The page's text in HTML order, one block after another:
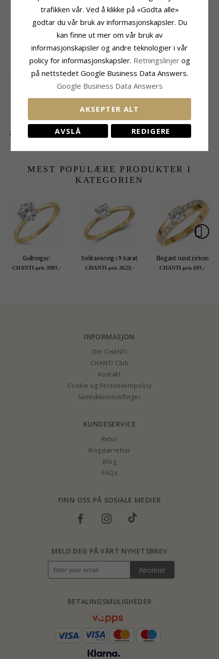
Tykkelse Topp:
1,8 mm
Tykkelse Bunn: 0,6 mm
3,4 mm
Leveringstid
Str. På Lager:
Ca. 5-10 Hverdager
KUNDER KJØPER OGSÅ
Zirkon solitairering i
MEST POPULÆRE PRODUKTER I
KATEGORIEN
Gullringer:
solitairering i 9 karat
CHANTI-pris 3981,-
Solitairering i 9 karat
gull - Gold Collection
CHANTI-pris 3623,-
Elegant rund zirkon
ring i forgylt sølv
CHANTI-pris 691,-
INFORMASJON
Om CHANTI
CHANTI Club
Kontakt
Cookie og Personvernpolicy
Samtykkeinnstillinger
KUNDESERVICE
Retur
Ringstørrelser
Blog
FAQs
FINN OSS PÅ SOSIALE MEDIER
BETALINGSMULIGHEDER
MELD DEG PÅ VÅRT NYHETSBREV
Abonner
trafikken vår. Ved å klikke på «Godta alle»
godtar du vår bruk av informasjonskapsler. Du
kan finne ut mer om vår bruk av
informasjonskapsler og andre teknologier i vår
policy for informasjonskapsler. Retningslinjer og
på nettstedet Google Business Data Answers.
Google Business Data Answers
AKSEPTER ALT
AVSLÅ REDIGERE